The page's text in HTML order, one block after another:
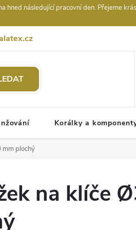
následující pracovní den. Přejeme
Hodnocení obchodu
Korálky a
mm plochý
na klíče